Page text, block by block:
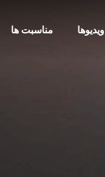
مناسبت ها ویدیوها